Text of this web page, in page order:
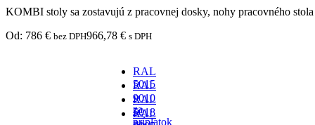
KOMBI stoly sa zostavujú z pracovnej dosky, nohy pracovného
Od: 786 € bez DPH966,78 € s DPH
RAL
5015
-
za
príplatok
RAL
9010
-
RAL
5018
RAL